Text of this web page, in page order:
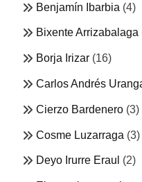
Benjamín Ibarbia (4)
Bixente Arrizabalaga
Borja Irizar (16)
Carlos Andrés
Cierzo Bardenero (3)
Cosme Luzarraga (3)
Deyo Irurre Eraul (2)